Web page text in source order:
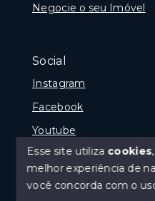
Olá!
Negocie o seu Imóvel
Social
Instagram
Facebook
Youtube
© Copyright 2026 -
Esse site utiliza cookies
melhor experiência de
você concorda com o